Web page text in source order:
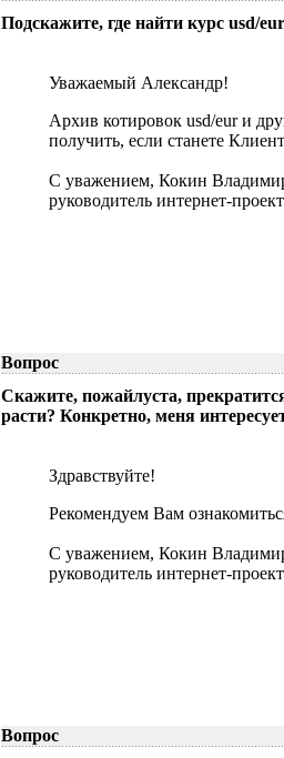
Подскажите, где найти курс usd/
Уважаемый Александр!
Архив котировок usd/eur и
получить, если станете
С уважением, Кокин
руководитель интернет-
Вопрос
Скажите, пожайлуста,
расти? Конкретно, меня
Здравствуйте!
Рекомендуем Вам
С уважением, Кокин
руководитель интернет-
Вопрос